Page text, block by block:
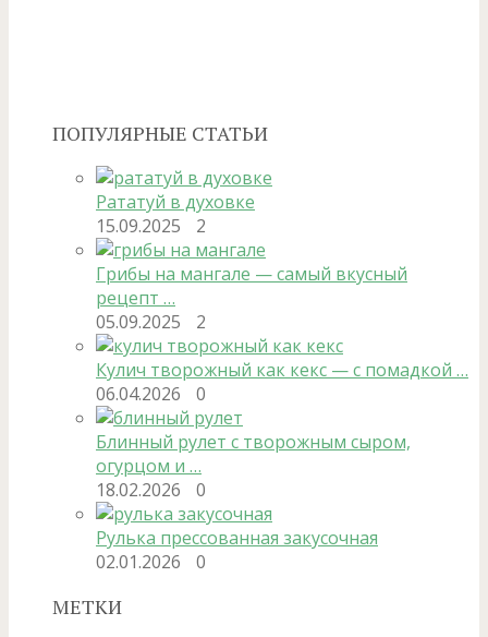
ПОПУЛЯРНЫЕ СТАТЬИ
Рататуй в духовке
15.09.2025
2
Грибы на мангале — самый вкусный
рецепт …
05.09.2025
2
Кулич творожный как кекс — с помадкой …
06.04.2026
0
Блинный рулет с творожным сыром,
огурцом и …
18.02.2026
0
Рулька прессованная закусочная
02.01.2026
0
МЕТКИ